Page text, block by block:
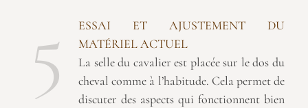
5
ESSAI ET AJUSTEMENT DU
MATÉRIEL ACTUEL
La selle du cavalier est placée sur le dos du
cheval comme à l’habitude. Cela permet de
discuter des aspects qui fonctionnent bien